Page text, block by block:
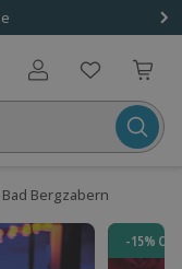
Benutzerkonto
Bad Bergzabern
-15%